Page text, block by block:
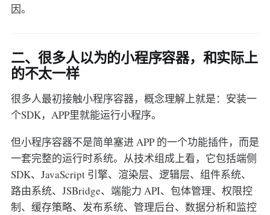
因。
二、很多人以为的小程序容器，和实际上
的不太一样
很多人最初接触小程序容器，概念理解上就是：安装一
个SDK，APP里就能运行小程序。
但小程序容器不是简单塞进 APP 的一个功能插件，而是
一套完整的运行时系统。从技术组成上看，它包括端侧
SDK、JavaScript 引擎、渲染层、逻辑层、组件系统、
路由系统、JSBridge、端能力 API、包体管理、权限控
制、缓存策略、发布系统、管理后台、数据分析和监控